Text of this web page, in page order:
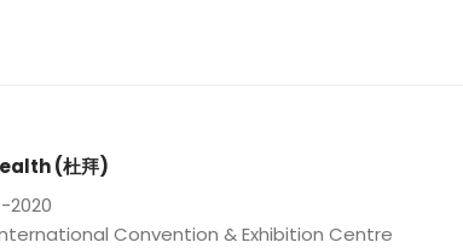
包含：
medical.com.tw
重區自由街29號1樓
(杜拜)
2020
Convention & Exhibition Centre